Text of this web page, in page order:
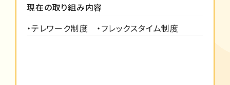
現在の取り組み内容
・テレワーク制度 ・フレックスタイム制度